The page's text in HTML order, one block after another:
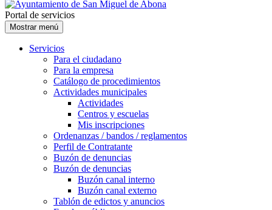
Portal de servicios
Mostrar menú
Servicios
Para el ciudadano
Para la empresa
Catálogo de procedimientos
Actividades municipales
Actividades
Centros y escuelas
Mis inscripciones
Ordenanzas / bandos / reglamentos
Perfil de Contratante
Buzón de denuncias
Buzón de denuncias
Buzón canal interno
Buzón canal externo
Tablón de edictos y anuncios